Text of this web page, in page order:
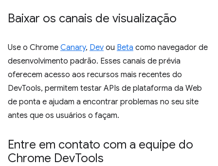
Baixar os canais de visualização
Use o Chrome Canary, Dev ou Beta como navegador de
desenvolvimento padrão. Esses canais de prévia
oferecem acesso aos recursos mais recentes do
DevTools, permitem testar APIs de plataforma da Web
de ponta e ajudam a encontrar problemas no seu site
antes que os usuários o façam.
Entre em contato com a equipe do
Chrome DevTools